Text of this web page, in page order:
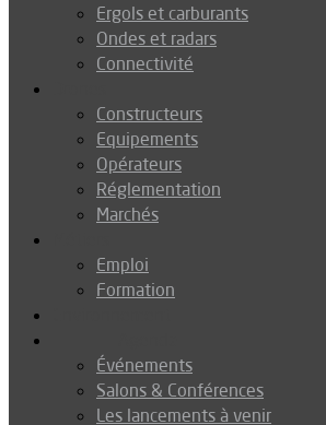
Ergols et carburants
Ondes et radars
Connectivité
Constructeurs
Equipements
Opérateurs
Réglementation
Marchés
Emploi
Formation
Événements
Salons & Conférences
Les lancements à venir